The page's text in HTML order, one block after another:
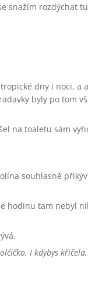
snažím rozdýchat tu
dny i noci, a
byly po tom
na toaletu sám
souhlasně
hodinu tam nebyl
I kdybys